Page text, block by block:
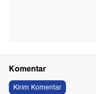
Komentar
Kirim Komentar